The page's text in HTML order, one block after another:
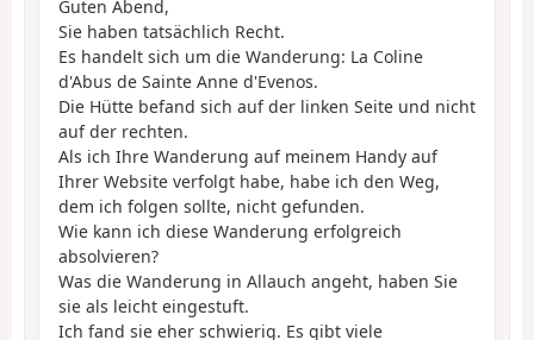
Guten Abend,
Sie haben tatsächlich Recht.
Es handelt sich um die Wanderung: La Coline
d'Abus de Sainte Anne d'Evenos.
Die Hütte befand sich auf der linken Seite und nicht
auf der rechten.
Als ich Ihre Wanderung auf meinem Handy auf
Ihrer Website verfolgt habe, habe ich den Weg,
dem ich folgen sollte, nicht gefunden.
Wie kann ich diese Wanderung erfolgreich
absolvieren?
Was die Wanderung in Allauch angeht, haben Sie
sie als leicht eingestuft.
Ich fand sie eher schwierig. Es gibt viele